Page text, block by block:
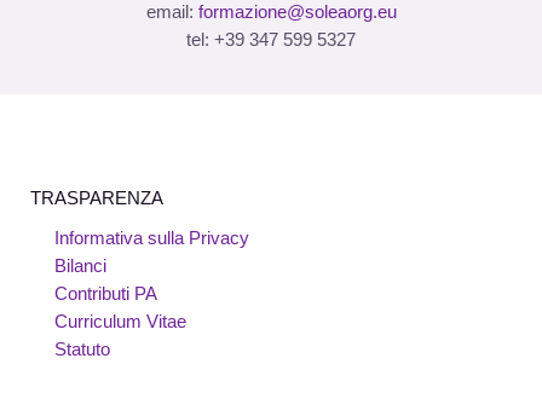
email: formazione@soleaorg.eu
tel: +39 347 599 5327
TRASPARENZA
Informativa sulla Privacy
Bilanci
Contributi PA
Curriculum Vitae
Statuto